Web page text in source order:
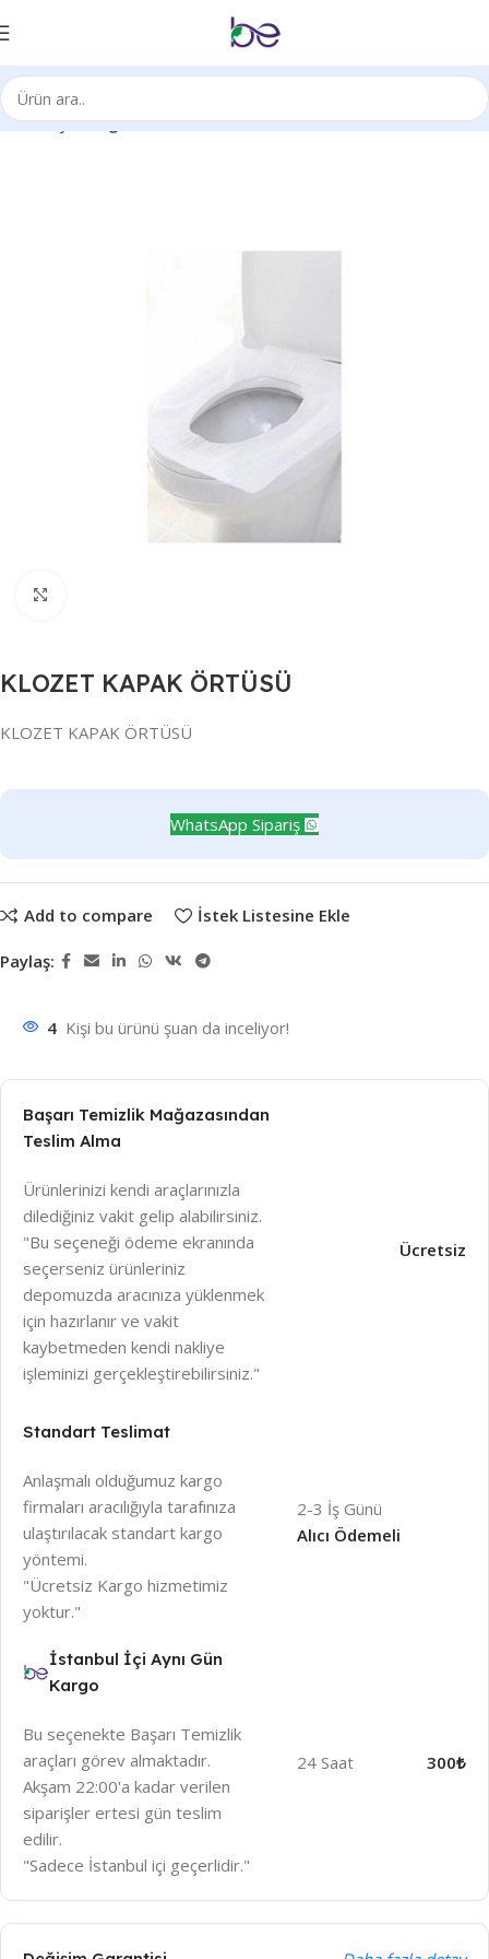
Ana Sayfa Kağıt Ürünleri
KLOZET KAPAK ÖRTÜSÜ
KLOZET KAPAK ÖRTÜSÜ
WhatsApp Sipariş
Add to compare İstek Listesine Ekle
Paylaş:
4 Kişi bu ürünü şuan da inceliyor!
Başarı Temizlik Mağazasından
Teslim Alma
Ürünlerinizi kendi araçlarınızla
dilediğiniz vakit gelip alabilirsiniz.
"Bu seçeneği ödeme ekranında
seçerseniz ürünleriniz
depomuzda aracınıza yüklenmek
için hazırlanır ve vakit
kaybetmeden kendi nakliye
işleminizi gerçekleştirebilirsiniz."
Ücretsiz
Standart Teslimat
Anlaşmalı olduğumuz kargo
firmaları aracılığıyla tarafınıza
ulaştırılacak standart kargo
yöntemi.
"Ücretsiz Kargo hizmetimiz
yoktur."
2-3 İş Günü
Alıcı Ödemeli
İstanbul İçi Aynı Gün
Kargo
Bu seçenekte Başarı Temizlik
araçları görev almaktadır.
Akşam 22:00'a kadar verilen
siparişler ertesi gün teslim
edilir.
"Sadece İstanbul içi geçerlidir."
24 Saat 300₺